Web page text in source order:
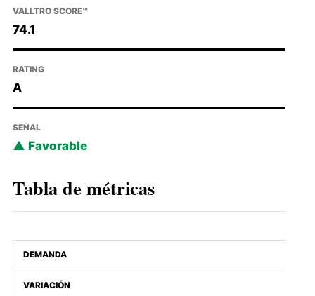
VALLTRO SCORE™
74.1
RATING
A
SEÑAL
Favorable
Tabla de métricas
DEMANDA
VARIACIÓN